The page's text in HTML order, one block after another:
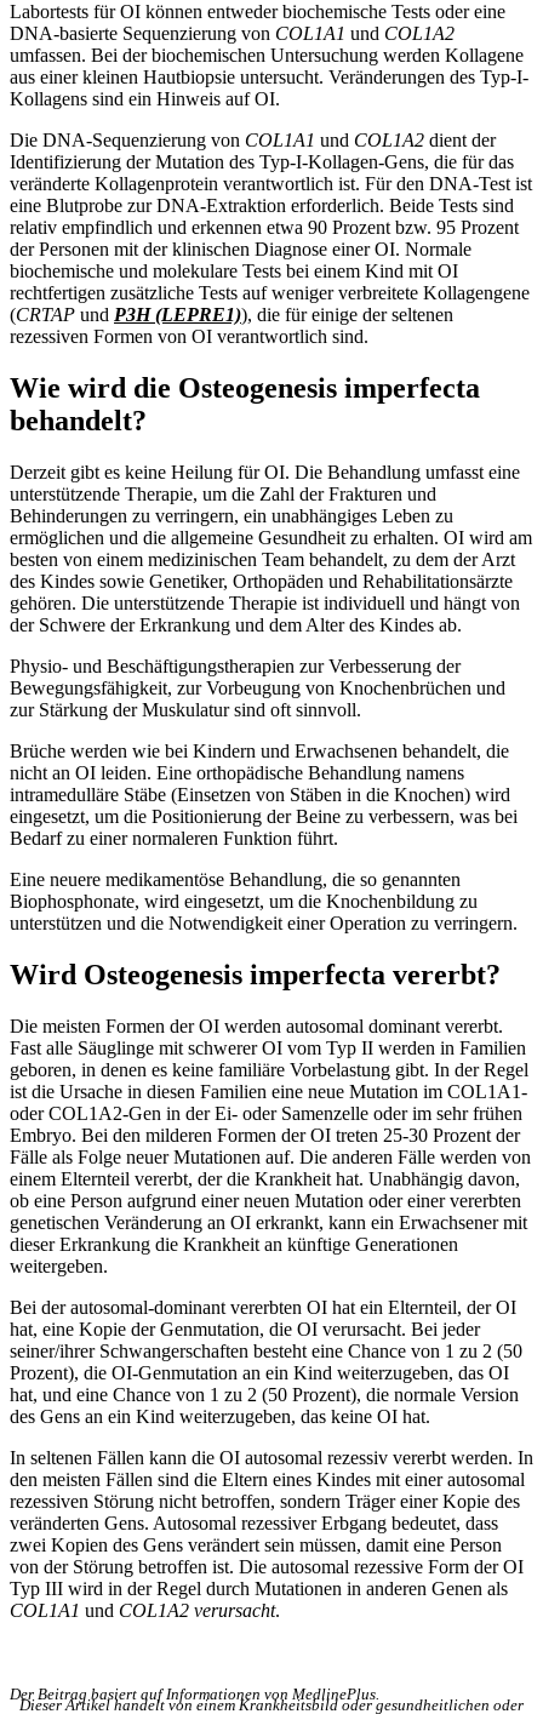
Labortests für OI können entweder biochemische Tests oder eine
DNA-basierte Sequenzierung von COL1A1 und COL1A2
umfassen. Bei der biochemischen Untersuchung werden Kollagene
aus einer kleinen Hautbiopsie untersucht. Veränderungen des Typ-I-
Kollagens sind ein Hinweis auf OI.
Die DNA-Sequenzierung von COL1A1 und COL1A2 dient der
Identifizierung der Mutation des Typ-I-Kollagen-Gens, die für das
veränderte Kollagenprotein verantwortlich ist. Für den DNA-Test ist
eine Blutprobe zur DNA-Extraktion erforderlich. Beide Tests sind
relativ empfindlich und erkennen etwa 90 Prozent bzw. 95 Prozent
der Personen mit der klinischen Diagnose einer OI. Normale
biochemische und molekulare Tests bei einem Kind mit OI
rechtfertigen zusätzliche Tests auf weniger verbreitete Kollagengene
(CRTAP und P3H (LEPRE1)), die für einige der seltenen
rezessiven Formen von OI verantwortlich sind.
Wie wird die Osteogenesis imperfecta
behandelt?
Derzeit gibt es keine Heilung für OI. Die Behandlung umfasst eine
unterstützende Therapie, um die Zahl der Frakturen und
Behinderungen zu verringern, ein unabhängiges Leben zu
ermöglichen und die allgemeine Gesundheit zu erhalten. OI wird am
besten von einem medizinischen Team behandelt, zu dem der Arzt
des Kindes sowie Genetiker, Orthopäden und Rehabilitationsärzte
gehören. Die unterstützende Therapie ist individuell und hängt von
der Schwere der Erkrankung und dem Alter des Kindes ab.
Physio- und Beschäftigungstherapien zur Verbesserung der
Bewegungsfähigkeit, zur Vorbeugung von Knochenbrüchen und
zur Stärkung der Muskulatur sind oft sinnvoll.
Brüche werden wie bei Kindern und Erwachsenen behandelt, die
nicht an OI leiden. Eine orthopädische Behandlung namens
intramedulläre Stäbe (Einsetzen von Stäben in die Knochen) wird
eingesetzt, um die Positionierung der Beine zu verbessern, was bei
Bedarf zu einer normaleren Funktion führt.
Eine neuere medikamentöse Behandlung, die so genannten
Biophosphonate, wird eingesetzt, um die Knochenbildung zu
unterstützen und die Notwendigkeit einer Operation zu verringern.
Wird Osteogenesis imperfecta vererbt?
Die meisten Formen der OI werden autosomal dominant vererbt.
Fast alle Säuglinge mit schwerer OI vom Typ II werden in Familien
geboren, in denen es keine familiäre Vorbelastung gibt. In der Regel
ist die Ursache in diesen Familien eine neue Mutation im COL1A1-
oder COL1A2-Gen in der Ei- oder Samenzelle oder im sehr frühen
Embryo. Bei den milderen Formen der OI treten 25-30 Prozent der
Fälle als Folge neuer Mutationen auf. Die anderen Fälle werden von
einem Elternteil vererbt, der die Krankheit hat. Unabhängig davon,
ob eine Person aufgrund einer neuen Mutation oder einer vererbten
genetischen Veränderung an OI erkrankt, kann ein Erwachsener mit
dieser Erkrankung die Krankheit an künftige Generationen
weitergeben.
Bei der autosomal-dominant vererbten OI hat ein Elternteil, der OI
hat, eine Kopie der Genmutation, die OI verursacht. Bei jeder
seiner/ihrer Schwangerschaften besteht eine Chance von 1 zu 2 (50
Prozent), die OI-Genmutation an ein Kind weiterzugeben, das OI
hat, und eine Chance von 1 zu 2 (50 Prozent), die normale Version
des Gens an ein Kind weiterzugeben, das keine OI hat.
In seltenen Fällen kann die OI autosomal rezessiv vererbt werden. In
den meisten Fällen sind die Eltern eines Kindes mit einer autosomal
rezessiven Störung nicht betroffen, sondern Träger einer Kopie des
veränderten Gens. Autosomal rezessiver Erbgang bedeutet, dass
zwei Kopien des Gens verändert sein müssen, damit eine Person
von der Störung betroffen ist. Die autosomal rezessive Form der OI
Typ III wird in der Regel durch Mutationen in anderen Genen als
COL1A1 und COL1A2 verursacht.
Der Beitrag basiert auf Informationen von MedlinePlus.
Dieser Artikel handelt von einem Krankheitsbild oder gesundheitlichen oder